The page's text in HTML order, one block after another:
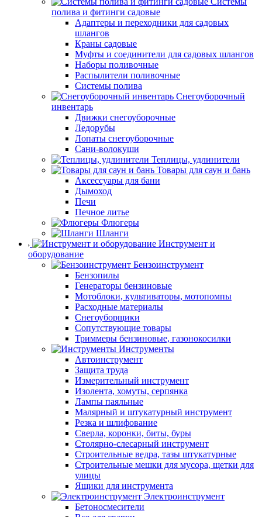
полива и фитинги садовые
Адаптеры и переходники для садовых
шлангов
Краны садовые
Муфты и соединители для садовых шлангов
Наборы поливочные
Распылители поливочные
Системы полива
Снегоуборочный
инвентарь
Движки снегоуборочные
Ледорубы
Лопаты снегоуборочные
Сани-волокуши
Теплицы, удлинители
Товары для саун и бань
Аксессуары для бани
Дымоход
Печи
Печное литье
Флюгеры
Шланги
Инструмент и
оборудование
Бензоинструмент
Бензопилы
Генераторы бензиновые
Мотоблоки, культиваторы, мотопомпы
Расходные материалы
Снегоуборщики
Сопутствующие товары
Триммеры бензиновые, газонокосилки
Инструменты
Автоинструмент
Защита труда
Измерительный инструмент
Изолента, хомуты, серпянка
Лампы паяльные
Малярный и штукатурный инструмент
Резка и шлифование
Сверла, коронки, биты, буры
Столярно-слесарный инструмент
Строительные ведра, тазы штукатурные
Строительные мешки для мусора, щетки для
улицы
Ящики для инструмента
Электроинструмент
Бетоносмесители